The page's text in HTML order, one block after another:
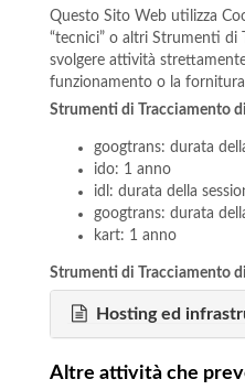
Questo Sito Web utilizza
“tecnici” o altri Strumenti di
svolgere attività
funzionamento o la fornitura
Strumenti di Tracciamento
googtrans: durata
ido: 1 anno
idl: durata della
googtrans: durata
kart: 1 anno
Strumenti di Tracciamento
Hosting ed
Altre attività che